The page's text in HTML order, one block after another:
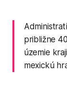
približne
územie
mexickú